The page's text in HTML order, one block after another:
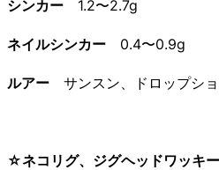
シンカー 1.2〜2.7g
ネイルシンカー 0.4〜0.9g
ルアー サンスン、ドロップシ
☆ネコリグ、ジグヘッドワッキ